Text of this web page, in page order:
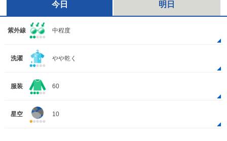
今日 明日
紫外線 中程度
洗濯 やや乾く
服装 60
星空 10